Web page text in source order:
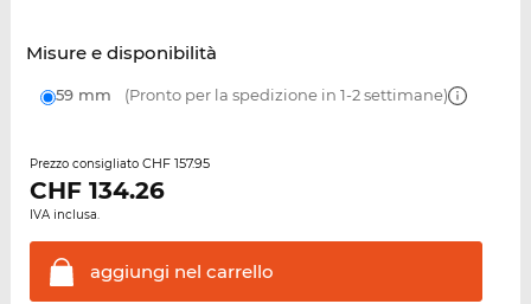
Misure e disponibilità
59 mm (Pronto per la spedizione in 1-2 settimane)
Prezzo consigliato CHF 157.95
CHF 134.26
IVA inclusa.
aggiungi nel carrello